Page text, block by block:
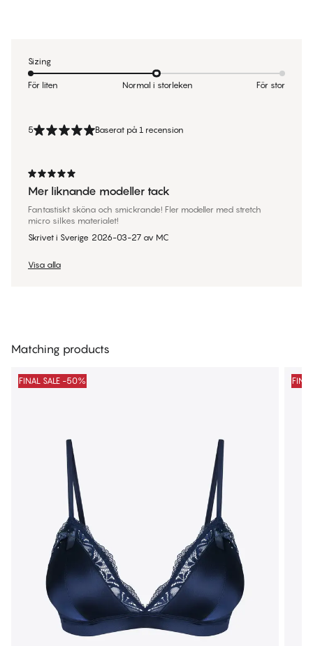
5 Baserat på 1 recension
Mer liknande modeller tack
Fantastiskt sköna och smickrande! Fler modeller med stretch
micro silkes materialet!
Skrivet i Sverige 2026-03-27 av MC
Visa alla
Sizing
För liten Normal i storleken För stor
Matching products
FINAL SALE -50%